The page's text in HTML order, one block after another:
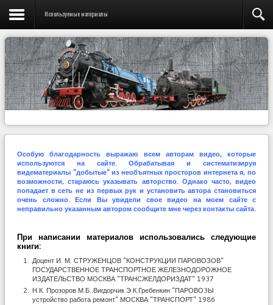
Используемые материалы
Особую благодарность выражаю всем авторам видео, которые
используются на сайте. Обрабатывая и систематизируя
видематериалы "добытые" из необъятных просторов интернета я, по
возможности, стараюсь указывать авторство. Однако часто, видео
попадает в сеть не из первых рук и установить автора становиться
очень сложно. Если Вы увидели свое видео на моем сайте с
неправильно указанным автором сообщите мне через контакты сайта.
При написании материалов использовались следующие
книги:
Доцент И. М. СТРУЖЕНЦОВ "КОНСТРУКЦИИ ПАРОВОЗОВ"
ГОСУДАРСТВЕННОЕ ТРАНСПОРТНОЕ ЖЕЛЕЗНОДОРОЖНОЕ
ИЗДАТЕЛЬСТВО МОСКВА "ТРАНСЖЕЛДОРИЗДАТ" 1937
Н.К. Прозоров М.Б..Вигдорчик Э.К.Гребенкин "ПАРОВО3Ы
устройство работа ремонт" МОСКВА "ТРАНСПОРТ" 1986